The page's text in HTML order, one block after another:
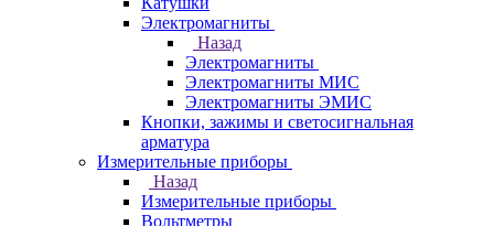
Электромагниты
Назад
Электромагниты
Электромагниты МИС
Электромагниты ЭМИС
Кнопки, зажимы и светосигнальная
арматура
Измерительные приборы
Назад
Измерительные приборы
Вольтметры